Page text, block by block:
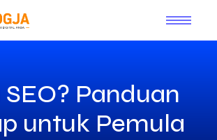
Panduan
untuk Pemula